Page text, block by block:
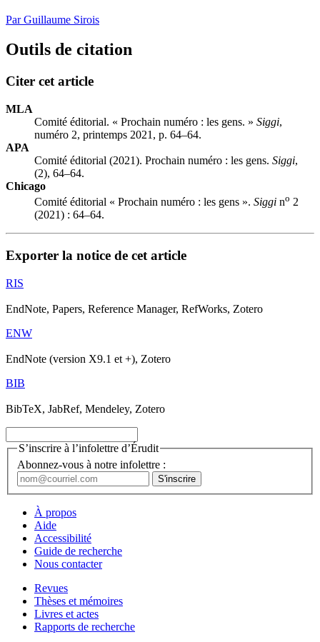
Par Guillaume Sirois
Outils de citation
Citer cet article
MLA
Comité éditorial. « Prochain numéro : les gens. » Siggi,
numéro 2, printemps 2021, p. 64–64.
APA
Comité éditorial (2021). Prochain numéro : les gens. Siggi,
(2), 64–64.
Chicago
Comité éditorial « Prochain numéro : les gens ». Siggi no 2
(2021) : 64–64.
Exporter la notice de cet article
RIS
EndNote, Papers, Reference Manager, RefWorks, Zotero
ENW
EndNote (version X9.1 et +), Zotero
BIB
BibTeX, JabRef, Mendeley, Zotero
S’inscrire à l’infolettre d’Érudit
Abonnez-vous à notre infolettre :
À propos
Aide
Accessibilité
Guide de recherche
Nous contacter
Revues
Thèses et mémoires
Livres et actes
Rapports de recherche